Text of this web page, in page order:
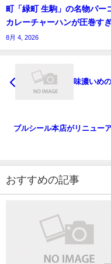
町「緑町 生駒」の名物パー
カレーチャーハンが圧巻す
8月 4, 2026
味濃いめ
ブルシール本店がリニュー
おすすめの記事